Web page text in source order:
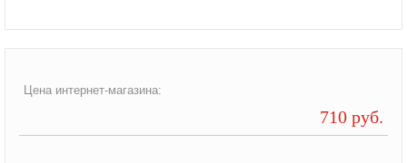
Цена интернет-магазина:
710 руб.